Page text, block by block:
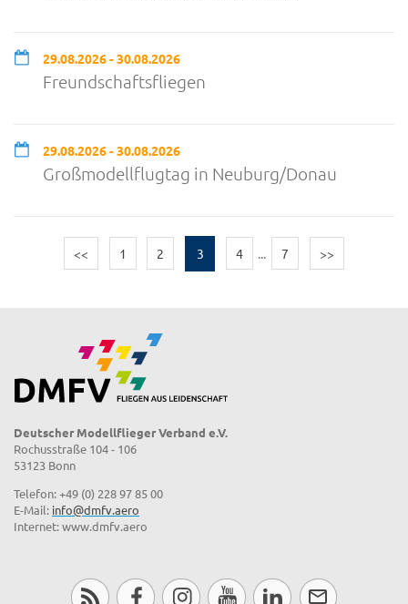
29.08.2026 - 30.08.2026
Freundschaftsfliegen
29.08.2026 - 30.08.2026
Großmodellflugtag in Neuburg/Donau
<< 1 2 3 4 ... 7 >>
Deutscher Modellflieger Verband e.V.
Rochusstraße 104 - 106
53123 Bonn
Telefon: +49 (0) 228 97 85 00
E-Mail: info@dmfv.aero
Internet: www.dmfv.aero